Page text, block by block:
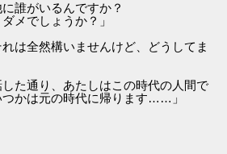
誰がいるんですか？
メでしょうか？」
は全然構いませんけど、どうしてま
た通り、あたしはこの時代の人間で
かは元の時代に帰ります……」